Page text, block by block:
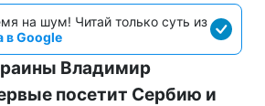
на шум! Читай только суть из
в Google
Владимир
посетит Сербию и